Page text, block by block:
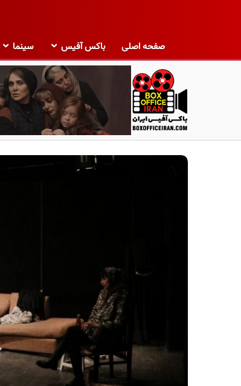
صفحه اصلی باکس آفیس سینما
ب
ک